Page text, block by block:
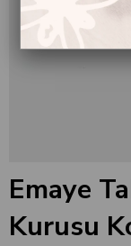
Emaye
Kurusu